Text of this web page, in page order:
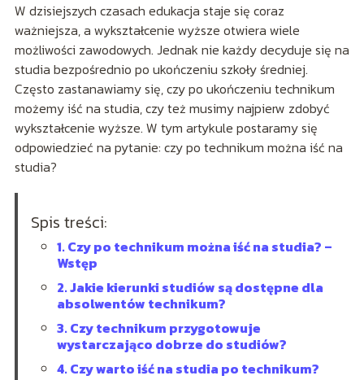
W dzisiejszych czasach edukacja staje się coraz
ważniejsza, a wykształcenie wyższe otwiera wiele
możliwości zawodowych. Jednak nie każdy decyduje się na
studia bezpośrednio po ukończeniu szkoły średniej.
Często zastanawiamy się, czy po ukończeniu technikum
możemy iść na studia, czy też musimy najpierw zdobyć
wykształcenie wyższe. W tym artykule postaramy się
odpowiedzieć na pytanie: czy po technikum można iść na
studia?
Spis treści:
1. Czy po technikum można iść na studia? –
Wstęp
2. Jakie kierunki studiów są dostępne dla
absolwentów technikum?
3. Czy technikum przygotowuje
wystarczająco dobrze do studiów?
4. Czy warto iść na studia po technikum?